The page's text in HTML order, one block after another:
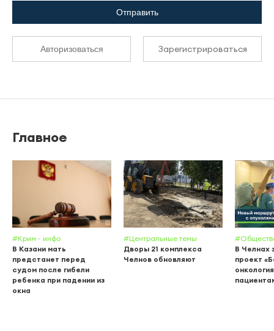
Отправить
Авторизоваться Зарегистрироваться
Главное
#Крим - инфо
В Казани мать
предстанет перед
судом после гибели
ребенка при падении из
окна
#Центральные темы
Дворы 21 комплекса
Челнов обновляют
В Челнах
проект